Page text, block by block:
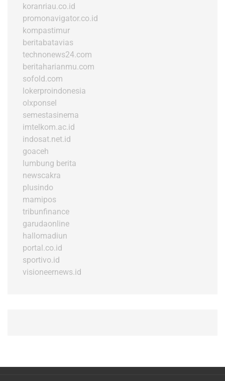
koranriau.co.id
promonavigator.co.id
kompastimur
beritabatavias
technonews24.com
beritaharianmu.com
sofold.com
lokerproindonesia
olxponsel
semestasinema
imtelkom.ac.id
indosat.net.id
goaceh
lumbung berita
newscakra
plusindo
mamipos
tribunfinance
garudaonline
hallomadiun
portal.co.id
sportivo.id
visioneernews.id